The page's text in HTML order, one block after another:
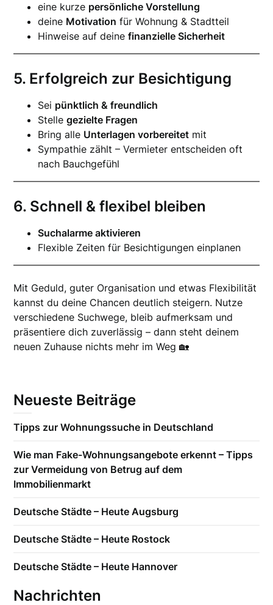
eine kurze persönliche Vorstellung
deine Motivation für Wohnung & Stadtteil
Hinweise auf deinefinanzielle Sicherheit
5. Erfolgreich zur Besichtigung
Sei pünktlich & freundlich
Stellegezielte Fragen
Bring alle Unterlagen vorbereitet mit
Sympathie zählt – Vermieter entscheiden oft
nach Bauchgefühl
6. Schnell & flexibel bleiben
Suchalarme aktivieren
Flexible Zeiten für Besichtigungen einplanen
Mit Geduld, guter Organisation und etwas Flexibilität
kannst du deine Chancen deutlich steigern. Nutze
verschiedene Suchwege, bleib aufmerksam und
präsentiere dich zuverlässig – dann steht deinem
neuen Zuhause nichts mehr im Weg 🏡
Neueste Beiträge
Tipps zur Wohnungssuche in Deutschland
Wie man Fake-Wohnungsangebote erkennt – Tipps
zur Vermeidung von Betrug auf dem
Immobilienmarkt
Deutsche Städte – Heute Augsburg
Deutsche Städte – Heute Rostock
Deutsche Städte – Heute Hannover
Nachrichten